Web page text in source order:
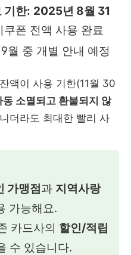
기한: 2025년 8월 31
쿠폰 전액 사용 완료
월 중 개별 안내 예정
액이 사용 기한(11월 30
동 소멸되고 환불되지 않
더라도 최대한 빨리 사
가맹점 과 지역사랑
가능해요.
카드사의 할인/적립
수 있습니다.